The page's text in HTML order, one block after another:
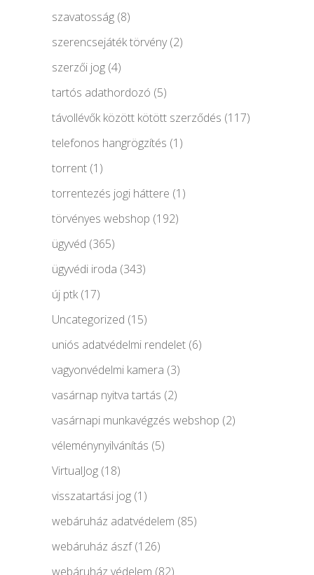
szavatosság (8)
szerencsejáték törvény(2)
szerzői jog (4)
tartós adathordozó (5)
távollévők között kötött szerződés (117)
telefonos hangrögzítés (1)
torrent (1)
torrentezés jogi háttere (1)
törvényes webshop (192)
ügyvéd (365)
ügyvédi iroda (343)
új ptk(17)
Uncategorized (15)
uniós adatvédelmi rendelet (6)
vagyonvédelmi kamera (3)
vasárnap nyitva tartás (2)
vasárnapi munkavégzés webshop (2)
véleménynyilvánítás (5)
VirtualJog (18)
visszatartási jog (1)
webáruház adatvédelem (85)
webáruház ászf(126)
webáruház védelem (82)